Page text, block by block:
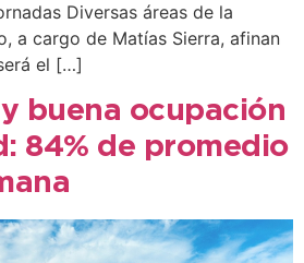
Diversas áreas de la
a cargo de Matías Sierra, afinan
el […]
buena ocupación
84% de promedio